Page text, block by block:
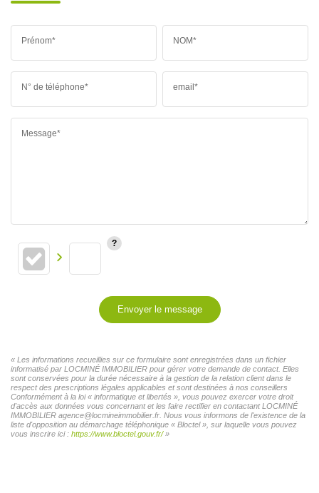
Prénom* NOM*
N° de téléphone* email*
Message*
Envoyer le message
« Les informations recueillies sur ce formulaire sont enregistrées dans un fichier
informatisé par LOCMINÉ IMMOBILIER pour gérer votre demande de contact. Elles
sont conservées pour la durée nécessaire à la gestion de la relation client dans le
respect des prescriptions légales applicables et sont destinées à nos conseillers
Conformément à la loi « informatique et libertés », vous pouvez exercer votre droit
d'accès aux données vous concernant et les faire rectifier en contactant LOCMINÉ
IMMOBILIER agence@locmineimmobilier.fr. Nous vous informons de l'existence de la
liste d'opposition au démarchage téléphonique « Bloctel », sur laquelle vous pouvez
vous inscrire ici : https://www.bloctel.gouv.fr/»